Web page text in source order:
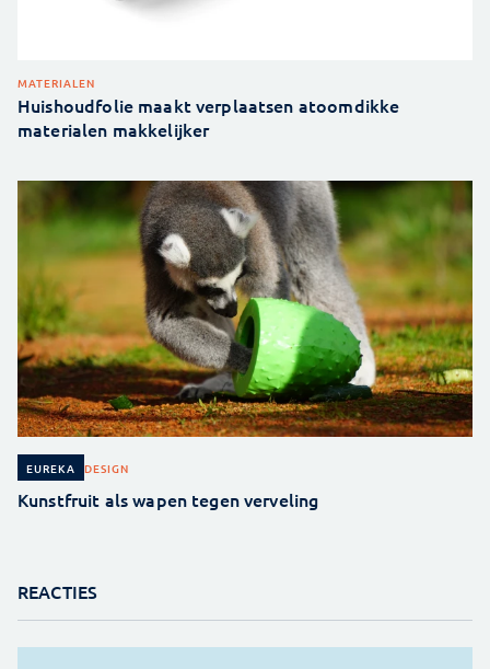
MATERIALEN
Huishoudfolie maakt verplaatsen atoomdikke
materialen makkelijker
EUREKA DESIGN
Kunstfruit als wapen tegen verveling
REACTIES